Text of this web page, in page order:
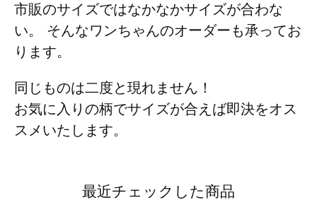
市販のサイズではなかなかサイズが合わな
い。 そんなワンちゃんのオーダーも承ってお
ります。
同じものは二度と現れません！
お気に入りの柄でサイズが合えば即決をオス
スメいたします。
最近チェックした商品